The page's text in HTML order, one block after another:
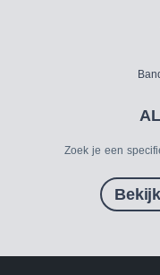
Zoek je een